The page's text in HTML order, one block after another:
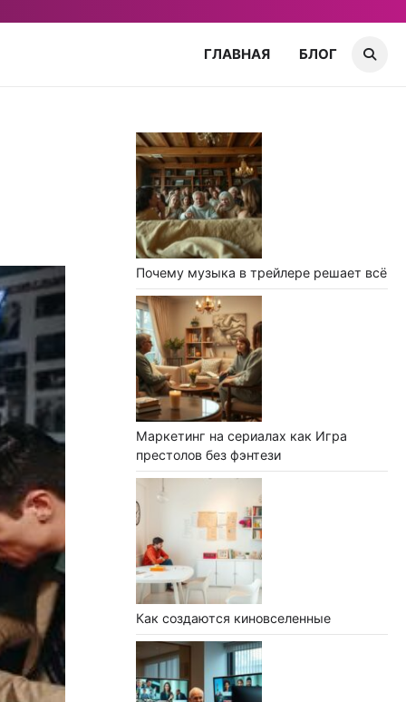
ГЛАВНАЯ БЛОГ
Почему музыка в трейлере решает всё
Маркетинг на сериалах как Игра
престолов без фэнтези
Как создаются киновселенные